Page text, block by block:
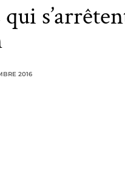
2016